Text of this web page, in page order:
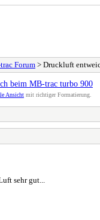
Forum > Druckluft
beim MB-trac turbo 900
Ansicht mit richtiger Formatierung.
sehr gut...